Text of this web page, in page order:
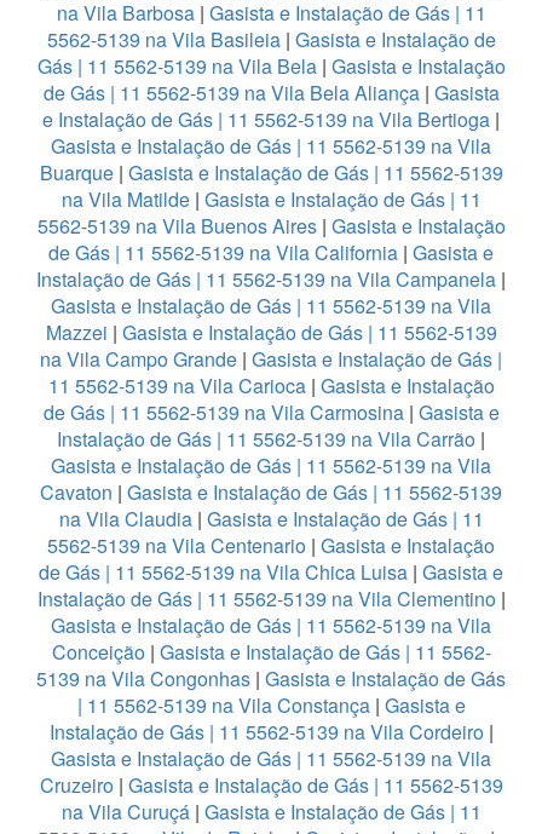
na Vila Barbosa| Gasista e Instalação de Gás | 11
5562-5139 na Vila Basileia| Gasista e Instalação de
Gás | 11 5562-5139 na Vila Bela| Gasista e Instalação
de Gás | 11 5562-5139 na Vila Bela Aliança| Gasista
e Instalação de Gás | 11 5562-5139 na Vila Bertioga |
Gasista e Instalação de Gás | 11 5562-5139 na Vila
Buarque| Gasista e Instalação de Gás | 11 5562-5139
na Vila Matilde| Gasista e Instalação de Gás | 11
5562-5139 na Vila Buenos Aires| Gasista e Instalação
de Gás | 11 5562-5139 na Vila California | Gasista e
Instalação de Gás | 11 5562-5139 na Vila Campanela |
Gasista e Instalação de Gás | 11 5562-5139 na Vila
Mazzei | Gasista e Instalação de Gás | 11 5562-5139
na Vila Campo Grande | Gasista e Instalação de Gás |
11 5562-5139 na Vila Carioca| Gasista e Instalação
de Gás | 11 5562-5139 na Vila Carmosina| Gasista e
Instalação de Gás | 11 5562-5139 na Vila Carrão |
Gasista e Instalação de Gás | 11 5562-5139 na Vila
Cavaton | Gasista e Instalação de Gás | 11 5562-5139
na Vila Claudia| Gasista e Instalação de Gás | 11
5562-5139 na Vila Centenario | Gasista e Instalação
de Gás | 11 5562-5139 na Vila Chica Luisa | Gasista e
Instalação de Gás | 11 5562-5139 na Vila Clementino|
Gasista e Instalação de Gás | 11 5562-5139 na Vila
Conceição| Gasista e Instalação de Gás | 11 5562-
5139 na Vila Congonhas | Gasista e Instalação de Gás
| 11 5562-5139 na Vila Constança| Gasista e
Instalação de Gás | 11 5562-5139 na Vila Cordeiro|
Gasista e Instalação de Gás | 11 5562-5139 na Vila
Cruzeiro | Gasista e Instalação de Gás | 11 5562-5139
na Vila Curuçá | Gasista e Instalação de Gás | 11